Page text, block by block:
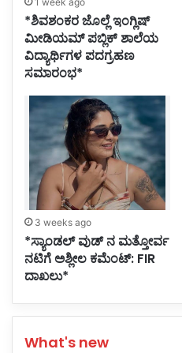
*ಶಿವಶಂಕರ ಜೊಲ್ಲೆ ಇಂಗ್ಲಿಷ್
ಮೀಡಿಯಮ್ ಪಬ್ಲಿಕ್ ಶಾಲೆಯ
ವಿದ್ಯಾರ್ಥಿಗಳ ಪದಗ್ರಹಣ
ಸಮಾರಂಭ*
3 weeks ago
*ಸ್ಯಾಂಡಲ್ ವುಡ್ ನ ಮತ್ತೋರ್ವ
ನಟಿಗೆ ಅಶ್ಲೀಲ ಕಮೆಂಟ್: FIR
ದಾಖಲು*
What's new